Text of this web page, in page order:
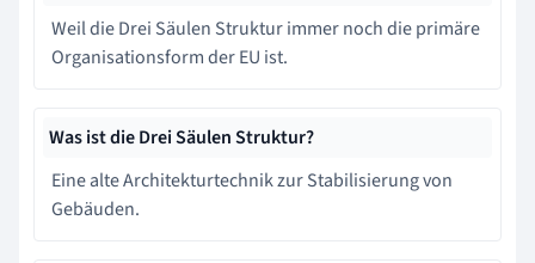
Weil die Drei Säulen Struktur immer noch die primäre
Organisationsform der EU ist.
Was ist die Drei Säulen Struktur?
Eine alte Architekturtechnik zur Stabilisierung von
Gebäuden.